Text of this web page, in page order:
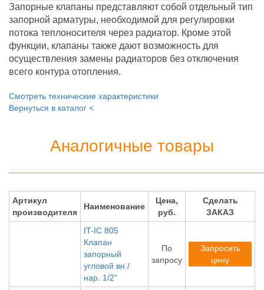
Запорные клапаны представляют собой отдельный тип
запорной арматуры, необходимой для регулировки
потока теплоносителя через радиатор. Кроме этой
функции, клапаны также дают возможность для
осуществления замены радиаторов без отключения
всего контура отопления.
Смотреть технические характеристики
Вернуться в каталог <
Аналогичные товары
Артикул
производителя
Наименование
Цена,
руб.
Сделать
ЗАКАЗ
IT-IC 805
Клапан
запорный
угловой вн./
нар. 1/2"
По
запросу
Запросить
цену